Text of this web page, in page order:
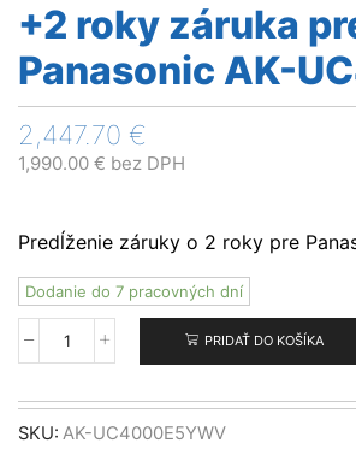
+2 roky záruka
Panasonic AK-
2,447.70 €
1,990.00 € bez DPH
Predĺženie záruky o 2 roky pre
Dodanie do 7 pracovných dní
množstvo
roky
záruka
PRIDAŤ DO KOŠÍKA
SKU: AK-UC4000E5YWV